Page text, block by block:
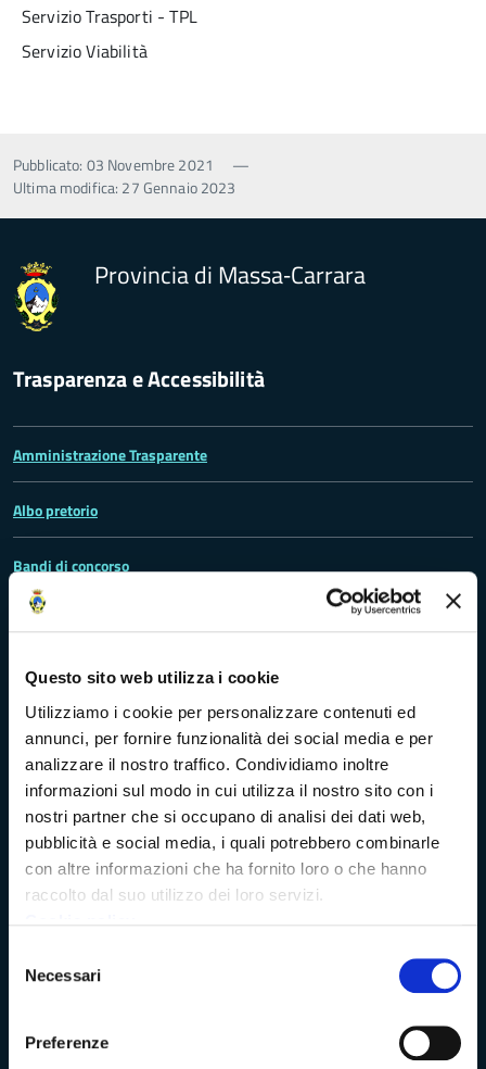
Questo sito web utilizza i cookie
Utilizziamo i cookie per personalizzare contenuti ed
annunci, per fornire funzionalità dei social media e per
analizzare il nostro traffico. Condividiamo inoltre
informazioni sul modo in cui utilizza il nostro sito con i
nostri partner che si occupano di analisi dei dati web,
pubblicità e social media, i quali potrebbero combinarle
con altre informazioni che ha fornito loro o che hanno
raccolto dal suo utilizzo dei loro servizi.
delNecessari
Preferenze
Servizio Trasporti - TPL
Servizio Viabilità
Pubblicato: 03 Novembre 2021
—
Ultima modifica: 27 Gennaio 2023
Provincia di Massa‑Carrara
Trasparenza e Accessibilità
Amministrazione Trasparente
Albo pretorio
Bandi di concorso
Richieste di accesso
Problemi di accessibilità
Dichiarazione di accessibilità
Vivere Massa-Carrara
Archivio della Provincia di Massa-Carrara